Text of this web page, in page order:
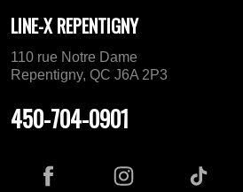
LINE-X REPENTIGNY
110 rue Notre Dame
Repentigny, QC J6A 2P3
450-704-0901